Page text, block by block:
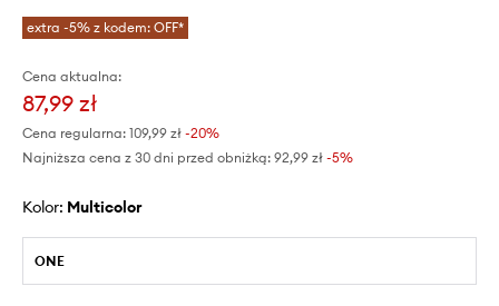
extra -5% z kodem: OFF*
Cena aktualna:
87,99 zł
Cena regularna: 109,99 zł -20%
Najniższa cena z 30 dni przed obniżką: 92,99 zł -5%
Kolor: multicolor
ONE